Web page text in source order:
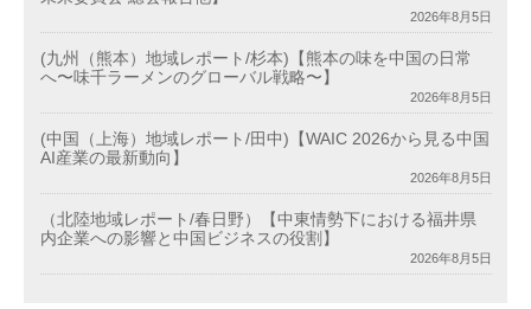
2026年8月5日
(九州（熊本）地域レポート/杉本)【熊本の味を中国の日常
へ〜味千ラーメンのグローバル戦略〜】
2026年8月5日
(中国（上海）地域レポート/田中)【WAIC 2026から見る中国
AI産業の最新動向】
2026年8月5日
（北陸地域レポート/春日野）【中東情勢下における福井県
内企業への影響と中国ビジネスの役割】
2026年8月5日